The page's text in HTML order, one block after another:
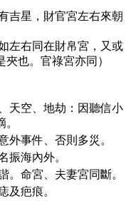
吉星，財官宮左右來朝
左右同在財帛宮，又或
也。官祿宮亦同）
天空、地劫：因聽信小
外事件、否則多災。
振海內外。
。命宮、夫妻宮同斷。
及疤痕。